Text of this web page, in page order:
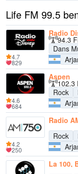
Life FM 99.5
Radio
94.3
Dans
4.7
829
Aspen
102.3
Rock
4.6
684
Radio
Rock
4.2
250
La 100,